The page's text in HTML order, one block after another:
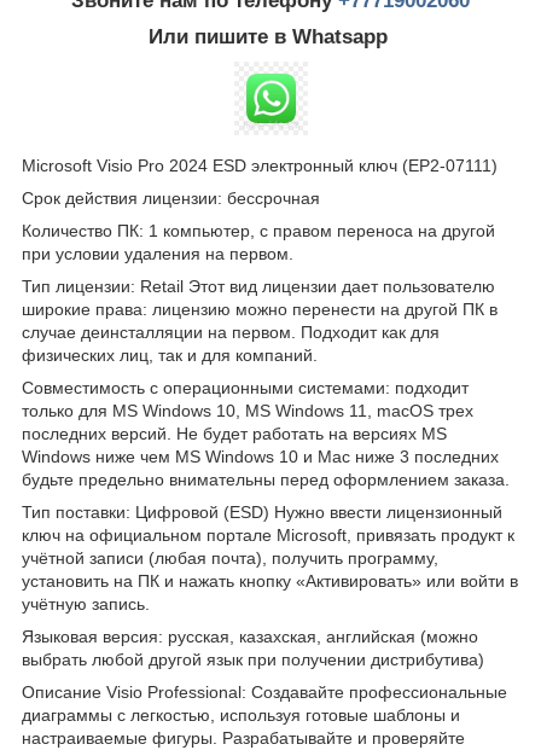
Или пишите в Whatsapp
Microsoft Visio Pro 2024 ESD электронный ключ (EP2-07111)
Срок действия лицензии: бессрочная
Количество ПК: 1 компьютер, с правом переноса на другой
при условии удаления на первом.
Тип лицензии: Retail Этот вид лицензии дает пользователю
широкие права: лицензию можно перенести на другой ПК в
случае деинсталляции на первом. Подходит как для
физических лиц, так и для компаний.
Совместимость с операционными системами: подходит
только для MS Windows 10, MS Windows 11, macOS трех
последних версий. Не будет работать на версиях MS
Windows ниже чем MS Windows 10 и Мас ниже 3 последних
будьте предельно внимательны перед оформлением заказа.
Тип поставки: Цифровой (ESD) Нужно ввести лицензионный
ключ на официальном портале Microsoft, привязать продукт к
учётной записи (любая почта), получить программу,
установить на ПК и нажать кнопку «Активировать» или войти в
учётную запись.
Языковая версия: русская, казахская, английская (можно
выбрать любой другой язык при получении дистрибутива)
Описание Visio Professional: Создавайте профессиональные
диаграммы с легкостью, используя готовые шаблоны и
настраиваемые фигуры. Разрабатывайте и проверяйте